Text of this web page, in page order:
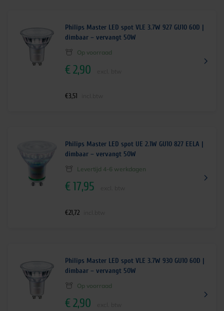
Philips Master LED spot VLE 3.7W 927 GU10 60D |
dimbaar – vervangt 50W
Op voorraad
€2,90
€3,51
Philips Master LED spot UE 2.1W GU10 827 EELA |
dimbaar – vervangt 50W
Levertijd 4-6 werkdagen
€17,95
€21,72
Philips Master LED spot VLE 3.7W 930 GU10 60D |
dimbaar – vervangt 50W
Op voorraad
€2,90